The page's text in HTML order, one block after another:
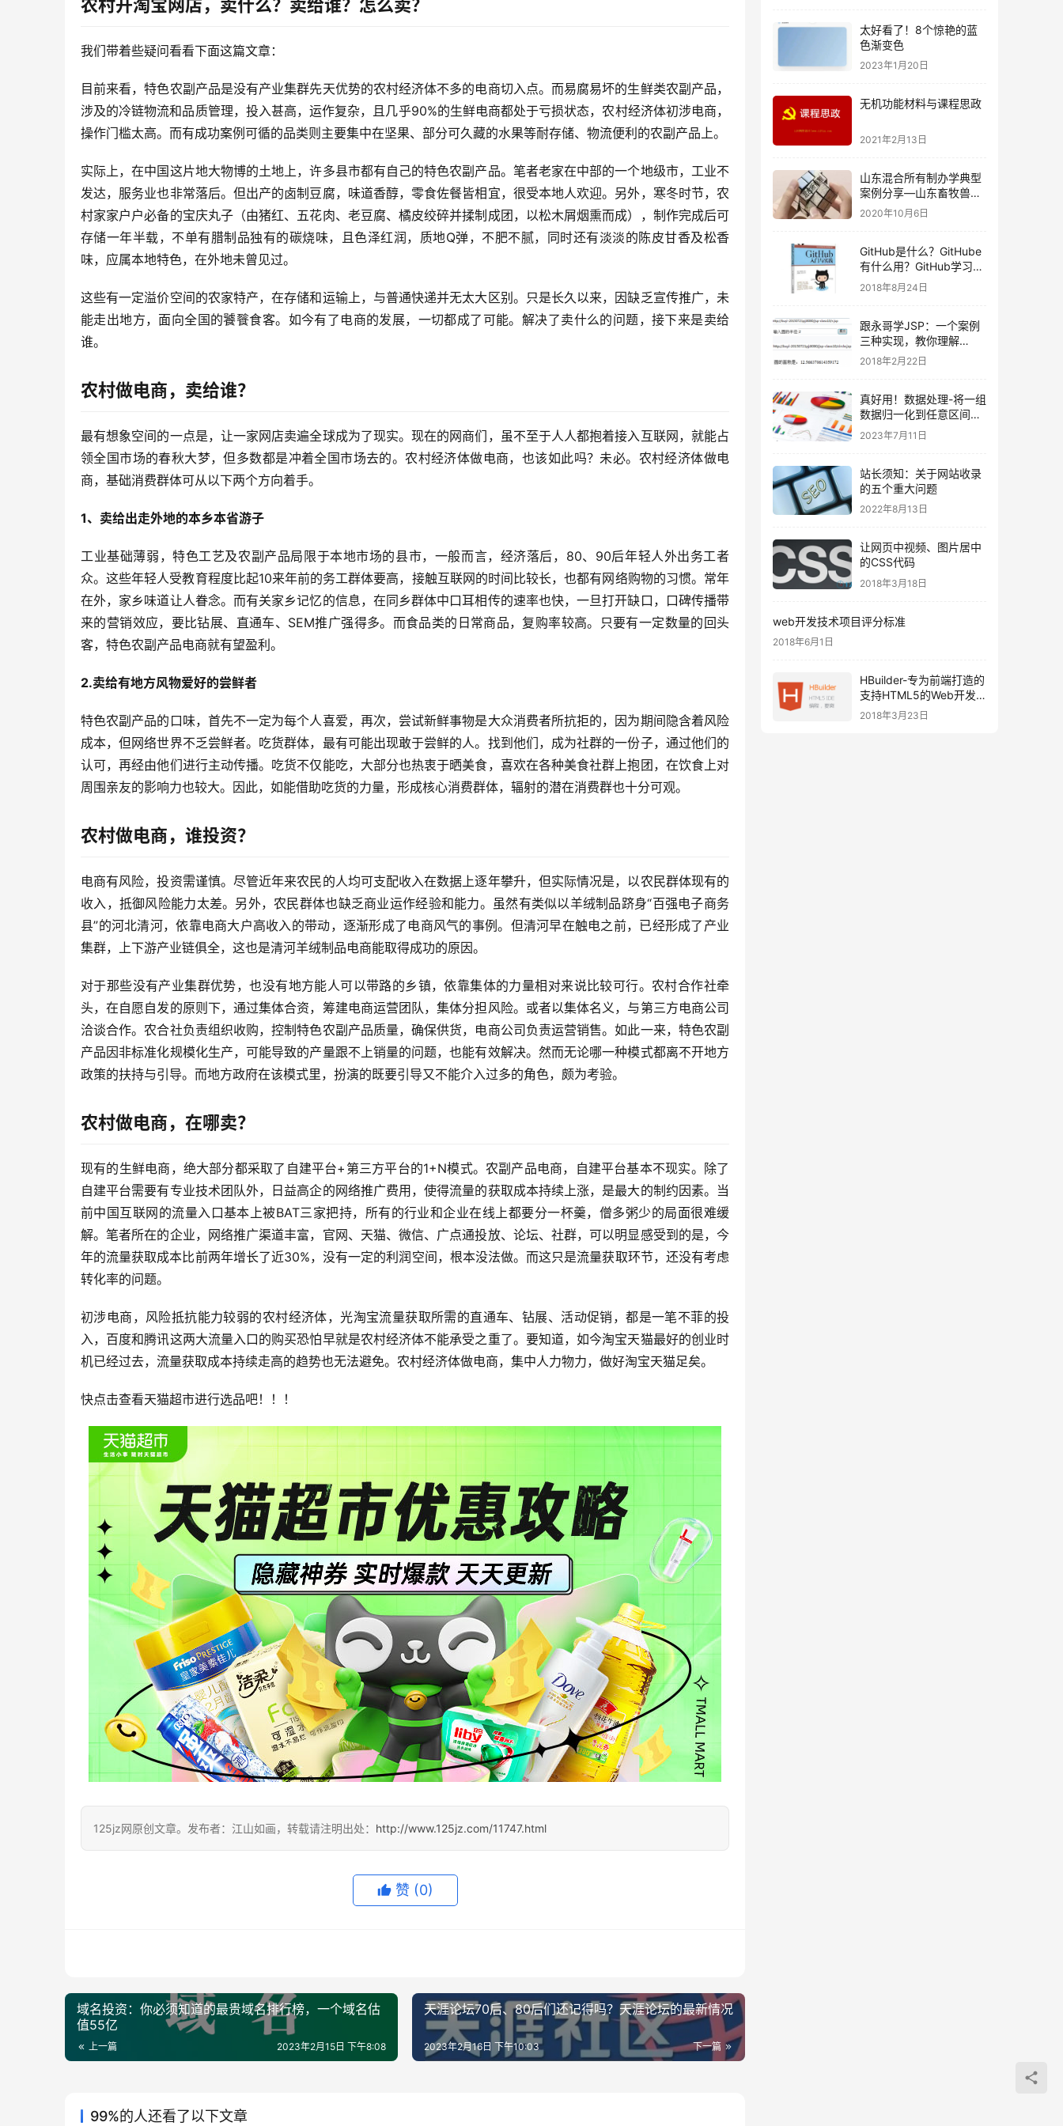
农村开淘宝网店，卖什么？卖给谁？怎么卖？
我们带着些疑问看看下面这篇文章：
目前来看，特色农副产品是没有产业集群先天优势的农村经济体不多的电商切入点。而易腐易坏的生鲜类农副产品，
涉及的冷链物流和品质管理，投入甚高，运作复杂，且几乎90%的生鲜电商都处于亏损状态，农村经济体初涉电商，
操作门槛太高。而有成功案例可循的品类则主要集中在坚果、部分可久藏的水果等耐存储、物流便利的农副产品上。
实际上，在中国这片地大物博的土地上，许多县市都有自己的特色农副产品。笔者老家在中部的一个地级市，工业不
发达，服务业也非常落后。但出产的卤制豆腐，味道香醇，零食佐餐皆相宜，很受本地人欢迎。另外，寒冬时节，农
村家家户户必备的宝庆丸子（由猪红、五花肉、老豆腐、橘皮绞碎并揉制成团，以松木屑烟熏而成），制作完成后可
存储一年半载，不单有腊制品独有的碳烧味，且色泽红润，质地Q弹，不肥不腻，同时还有淡淡的陈皮甘香及松香
味，应属本地特色，在外地未曾见过。
这些有一定溢价空间的农家特产，在存储和运输上，与普通快递并无太大区别。只是长久以来，因缺乏宣传推广，未
能走出地方，面向全国的饕餮食客。如今有了电商的发展，一切都成了可能。解决了卖什么的问题，接下来是卖给
谁。
农村做电商，卖给谁？
最有想象空间的一点是，让一家网店卖遍全球成为了现实。现在的网商们，虽不至于人人都抱着接入互联网，就能占
领全国市场的春秋大梦，但多数都是冲着全国市场去的。农村经济体做电商，也该如此吗？未必。农村经济体做电
商，基础消费群体可从以下两个方向着手。
1、卖给出走外地的本乡本省游子
工业基础薄弱，特色工艺及农副产品局限于本地市场的县市，一般而言，经济落后，80、90后年轻人外出务工者
众。这些年轻人受教育程度比起10来年前的务工群体要高，接触互联网的时间比较长，也都有网络购物的习惯。常年
在外，家乡味道让人眷念。而有关家乡记忆的信息，在同乡群体中口耳相传的速率也快，一旦打开缺口，口碑传播带
来的营销效应，要比钻展、直通车、SEM推广强得多。而食品类的日常商品，复购率较高。只要有一定数量的回头
客，特色农副产品电商就有望盈利。
2.卖给有地方风物爱好的尝鲜者
特色农副产品的口味，首先不一定为每个人喜爱，再次，尝试新鲜事物是大众消费者所抗拒的，因为期间隐含着风险
成本，但网络世界不乏尝鲜者。吃货群体，最有可能出现敢于尝鲜的人。找到他们，成为社群的一份子，通过他们的
认可，再经由他们进行主动传播。吃货不仅能吃，大部分也热衷于晒美食，喜欢在各种美食社群上抱团，在饮食上对
周围亲友的影响力也较大。因此，如能借助吃货的力量，形成核心消费群体，辐射的潜在消费群也十分可观。
农村做电商，谁投资？
电商有风险，投资需谨慎。尽管近年来农民的人均可支配收入在数据上逐年攀升，但实际情况是，以农民群体现有的
收入，抵御风险能力太差。另外，农民群体也缺乏商业运作经验和能力。虽然有类似以羊绒制品跻身“百强电子商务
县”的河北清河，依靠电商大户高收入的带动，逐渐形成了电商风气的事例。但清河早在触电之前，已经形成了产业
集群，上下游产业链俱全，这也是清河羊绒制品电商能取得成功的原因。
对于那些没有产业集群优势，也没有地方能人可以带路的乡镇，依靠集体的力量相对来说比较可行。农村合作社牵
头，在自愿自发的原则下，通过集体合资，筹建电商运营团队，集体分担风险。或者以集体名义，与第三方电商公司
洽谈合作。农合社负责组织收购，控制特色农副产品质量，确保供货，电商公司负责运营销售。如此一来，特色农副
产品因非标准化规模化生产，可能导致的产量跟不上销量的问题，也能有效解决。然而无论哪一种模式都离不开地方
政策的扶持与引导。而地方政府在该模式里，扮演的既要引导又不能介入过多的角色，颇为考验。
农村做电商，在哪卖？
现有的生鲜电商，绝大部分都采取了自建平台+第三方平台的1+N模式。农副产品电商，自建平台基本不现实。除了
自建平台需要有专业技术团队外，日益高企的网络推广费用，使得流量的获取成本持续上涨，是最大的制约因素。当
前中国互联网的流量入口基本上被BAT三家把持，所有的行业和企业在线上都要分一杯羹，僧多粥少的局面很难缓
解。笔者所在的企业，网络推广渠道丰富，官网、天猫、微信、广点通投放、论坛、社群，可以明显感受到的是，今
年的流量获取成本比前两年增长了近30%，没有一定的利润空间，根本没法做。而这只是流量获取环节，还没有考虑
转化率的问题。
初涉电商，风险抵抗能力较弱的农村经济体，光淘宝流量获取所需的直通车、钻展、活动促销，都是一笔不菲的投
入，百度和腾讯这两大流量入口的购买恐怕早就是农村经济体不能承受之重了。要知道，如今淘宝天猫最好的创业时
机已经过去，流量获取成本持续走高的趋势也无法避免。农村经济体做电商，集中人力物力，做好淘宝天猫足矣。
快点击查看天猫超市进行选品吧！！！
125jz网原创文章。发布者：江山如画，转载请注明出处： http://www.125jz.com/11747.html
赞 (0)
域名投资：你必须知道的最贵域名排行榜，一个域名估
值55亿
上一篇 2023年2月15日 下午8:08
天涯论坛70后、80后们还记得吗？天涯论坛的最新情况
下一篇
2023年2月16日 下午10:03
99%的人还看了以下文章
太好看了！8个惊艳的蓝
色渐变色
2023年1月20日
无机功能材料与课程思政
2021年2月13日
山东混合所有制办学典型
案例分享—山东畜牧兽医
职院
2020年10月6日
GitHub是什么？GitHube
有什么用？GitHub学习入
门（精）
2018年8月24日
跟永哥学JSP：一个案例
三种实现，教你理解
Jsp、javabean、
2018年2月22日
真好用！数据处理-将一组
数据归一化到任意区间范
围的方法
2023年7月11日
站长须知：关于网站收录
的五个重大问题
2022年8月13日
让网页中视频、图片居中
的CSS代码
2018年3月18日
web开发技术项目评分标准
2018年6月1日
HBuilder-专为前端打造的
支持HTML5的Web开发
工具
2018年3月23日